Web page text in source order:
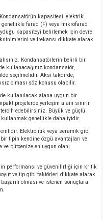
kapasitesi, elektrik
farad (F) veya mikrofarad
kapasiteyi belirlemek için devre
ve frekansı dikkate alarak
Kondansatörlerin belirli bir
kullanacağınız kondansatör,
seçilmelidir. Aksi takdirde,
olması söz konusu olabilir.
kullanılacak alana uygun bir
projelerde yerleşim alanı sınırlı
edebilirsiniz. Büyük ve güçlü
genellikle daha iyidir.
Elektrolitik veya seramik gibi
tipin kendine özgü avantajları ve
ve bütçenize en uygun olanı
performansı ve güvenilirliği için kritik
ve tip gibi faktörleri dikkate alarak
olması ve istenen sonuçlara